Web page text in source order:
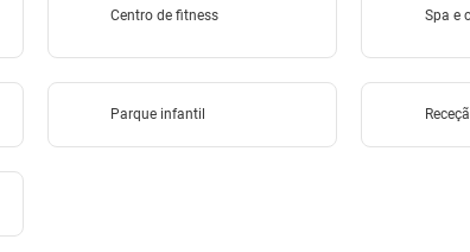
Centro de fitness Spa e
Parque infantil